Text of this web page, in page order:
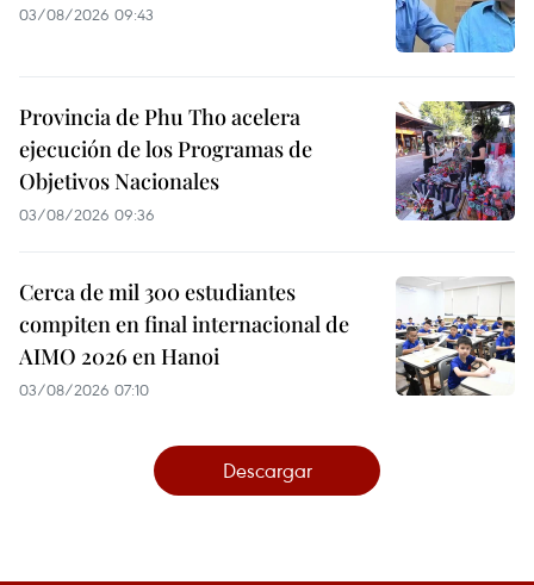
03/08/2026 09:43
Provincia de Phu Tho acelera
ejecución de los Programas de
Objetivos Nacionales
03/08/2026 09:36
Cerca de mil 300 estudiantes
compiten en final internacional de
AIMO 2026 en Hanoi
03/08/2026 07:10
Descargar